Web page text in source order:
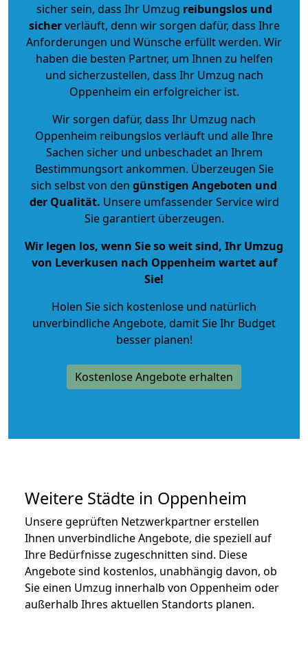
sicher sein, dass Ihr Umzug reibungslos und
sicherverläuft, denn wir sorgen dafür, dass Ihre
Anforderungen und Wünsche erfüllt werden. Wir
haben die besten Partner, um Ihnen zu helfen
und sicherzustellen, dass Ihr Umzug nach
Oppenheim ein erfolgreicher ist.
Wir sorgen dafür, dass Ihr Umzug nach
Oppenheim reibungslos verläuft und alle Ihre
Sachen sicher und unbeschadet an Ihrem
Bestimmungsort ankommen. Überzeugen Sie
sich selbst von den günstigen Angeboten und
der Qualität. Unsere umfassender Service wird
Sie garantiert überzeugen.
Wir legen los, wenn Sie so weit sind, Ihr Umzug
von Leverkusen nach Oppenheim wartet auf
Sie!
Holen Sie sich kostenlose und natürlich
unverbindliche Angebote, damit Sie Ihr Budget
besser planen!
Kostenlose Angebote erhalten
Weitere Städte in Oppenheim
Unsere geprüften Netzwerkpartner erstellen
Ihnen unverbindliche Angebote, die speziell auf
Ihre Bedürfnisse zugeschnitten sind. Diese
Angebote sind kostenlos, unabhängig davon, ob
Sie einen Umzug innerhalb von Oppenheim oder
außerhalb Ihres aktuellen Standorts planen.